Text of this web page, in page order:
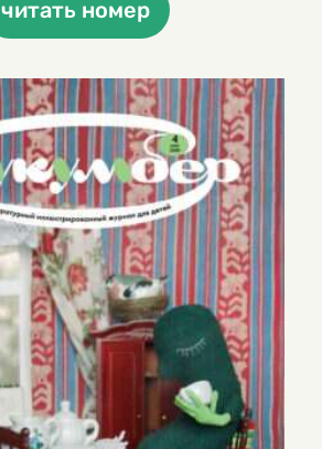
читать номер